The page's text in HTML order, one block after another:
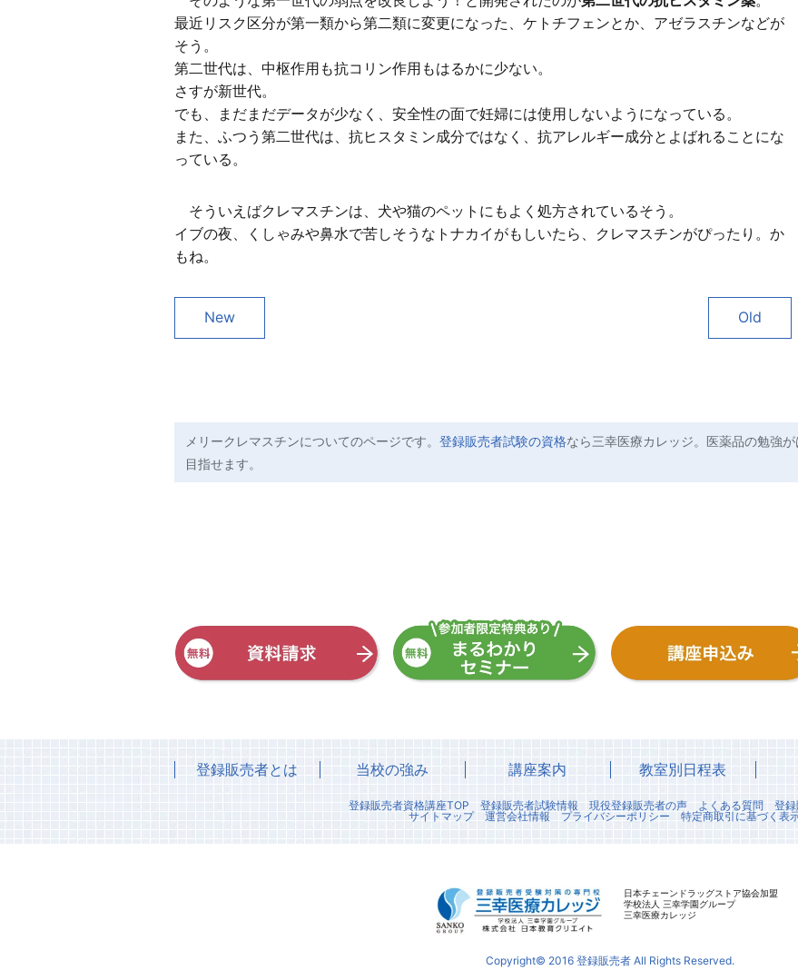
最近リスク区分が第一類から第二類に変更になった、ケトチフェンとか、アゼラスチンなどが
そう。
第二世代は、中枢作用も抗コリン作用もはるかに少ない。
さすが新世代。
でも、まだまだデータが少なく、安全性の面で妊婦には使用しないようになっている。
また、ふつう第二世代は、抗ヒスタミン成分ではなく、抗アレルギー成分とよばれることにな
っている。
そういえばクレマスチンは、犬や猫のペットにもよく処方されているそう。
イブの夜、くしゃみや鼻水で苦しそうなトナカイがもしいたら、クレマスチンがぴったり。か
もね。
New Old
メリークレマスチンについてのページです。 登録販売者試験の資格なら三幸医療カレッジ。医薬品の勉強
目指せます。
登録販売者とは 当校の強み 講座案内 教室別日程表
登録販売者資格講座TOP 登録販売者試験情報 現役登録販売者の声 よくある質問
登
サイトマップ
運営会社情報 プライバシーポリシー 特定商取引に基づく表
日本チェーンドラッグストア協会加盟
学校法人 三幸学園グループ
三幸医療カレッジ
Copyright© 2016 登録販売者 All Rights Reserved.